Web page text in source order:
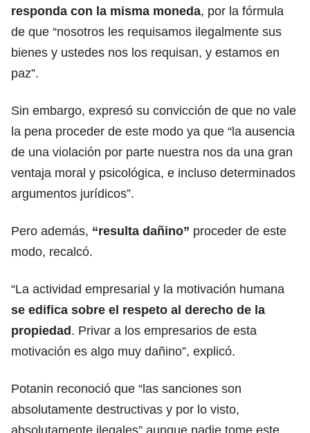
responda con la misma moneda, por la fórmula
de que “nosotros les requisamos ilegalmente sus
bienes y ustedes nos los requisan, y estamos en
paz”.
Sin embargo, expresó su convicción de que no vale
la pena proceder de este modo ya que “la ausencia
de una violación por parte nuestra nos da una gran
ventaja moral y psicológica, e incluso determinados
argumentos jurídicos”.
Pero además, “resulta dañino” proceder de este
modo, recalcó.
“La actividad empresarial y la motivación humana
se edifica sobre el respeto al derecho de la
propiedad. Privar a los empresarios de esta
motivación es algo muy dañino”, explicó.
Potanin reconoció que “las sanciones son
absolutamente destructivas y por lo visto,
absolutamente ilegales” aunque nadie tome este